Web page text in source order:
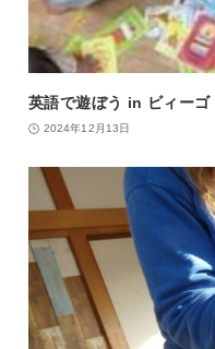
英語で遊ぼう in ビィーゴ
2024年12月13日